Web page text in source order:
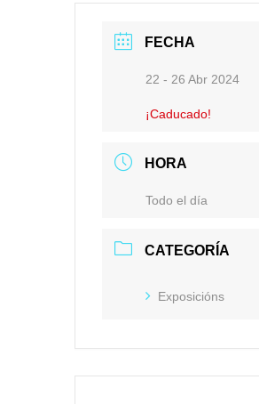
FECHA
22 - 26 Abr 2024
¡Caducado!
HORA
Todo el día
CATEGORÍA
Exposicións